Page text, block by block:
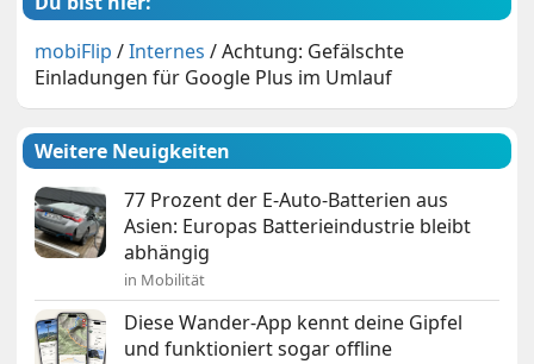
mobiFlip /Internes /Achtung: Gefälschte
Einladungen für Google Plus im Umlauf
Weitere Neuigkeiten
77 Prozent der E-Auto-Batterien aus
Asien: Europas Batterieindustrie bleibt
abhängig
in Mobilität
Diese Wander-App kennt deine Gipfel
und funktioniert sogar offline